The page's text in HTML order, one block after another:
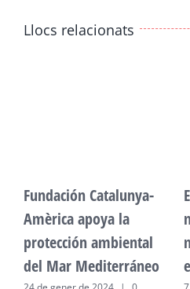
Llocs relacionats
Fundación Catalunya-
Amèrica apoya la
protección ambiental
del Mar Mediterráneo